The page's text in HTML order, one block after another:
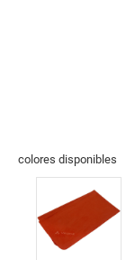
colores disponibles